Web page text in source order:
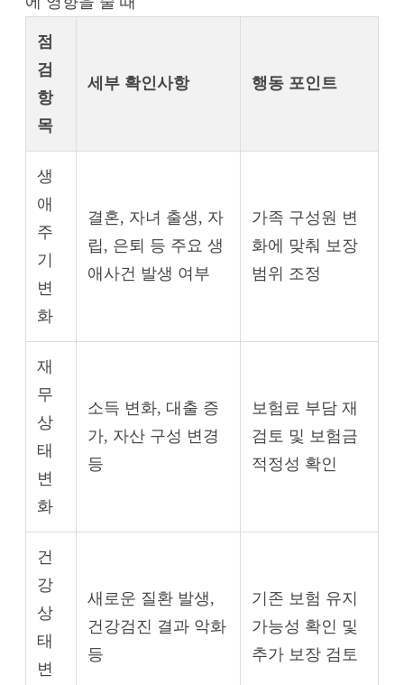
점
검
항
목
세부 확인사항 행동 포인트
생
애
주
기
변
화
결혼, 자녀 출생, 자
립, 은퇴 등 주요 생
애사건 발생 여부
가족 구성원 변
화에 맞춰 보장
범위 조정
재
무
상
태
변
화
소득 변화, 대출 증
가, 자산 구성 변경
등
보험료 부담 재
검토 및 보험금
적정성 확인
건
강
상
태
변
새로운 질환 발생,
건강검진 결과 악화
등
기존 보험 유지
가능성 확인 및
추가 보장 검토